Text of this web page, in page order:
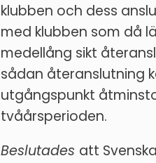
klubben och dess
med klubben som då
medellång sikt
sådan återanslutning
utgångspunkt
tvåårsperioden.
Beslutades att